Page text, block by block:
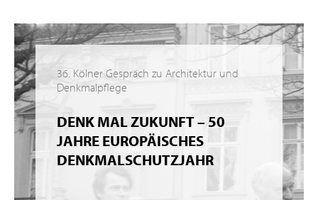
36. Kölner Gespräch zu Architektur und
Denkmalpflege
DENK MAL ZUKUNFT – 50
JAHRE EUROPÄISCHES
DENKMALSCHUTZJAHR